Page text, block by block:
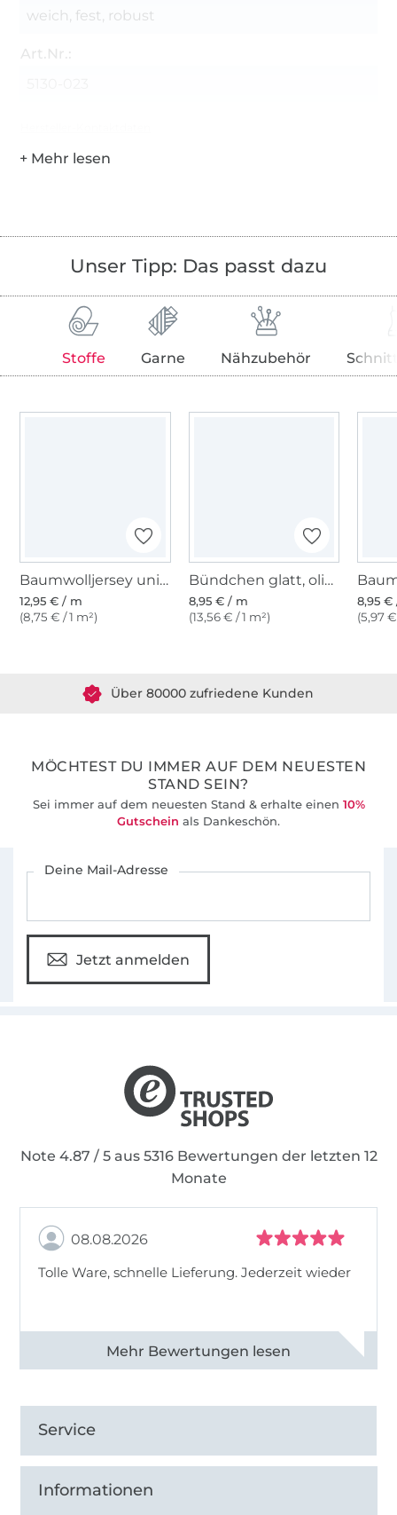
weich, fest, robust
Art.Nr.:
Unser Tipp: Das passt dazu
Stoffe Garne Nähzubehör
Baumwolljersey uni, olivgrün
12,95 € / m
(8,75 € / 1 m²)
Bündchen glatt, olivgrün
8,95 € / m
(13,56 € / 1 m²)
8,95 €
(5,97
MÖCHTEST DU IMMER AUF DEM NEUESTEN
STAND SEIN?
Sei immer auf dem neuesten Stand & erhalte einen 10%
Gutschein als Dankeschön.
Deine Mail-Adresse
Jetzt anmelden
Note 4.87 / 5 aus 5316 Bewertungen der letzten 12
Monate
08.08.2026
Tolle Ware, schnelle Lieferung. Jederzeit wieder
Alle 83013 Bewertungen ansehen
Service
Informationen